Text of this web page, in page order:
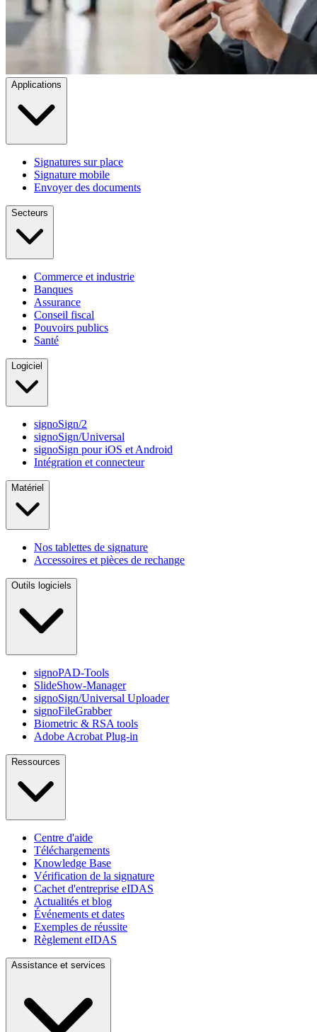
Applications
Signatures sur place
Signature mobile
Envoyer des documents
Secteurs
Commerce et industrie
Banques
Assurance
Conseil fiscal
Pouvoirs publics
Santé
Logiciel
signoSign/2
signoSign/Universal
signoSign pour iOS et Android
Intégration et connecteur
Matériel
Nos tablettes de signature
Accessoires et pièces de rechange
Outils logiciels
signoPAD-Tools
SlideShow-Manager
signoSign/Universal Uploader
signoFileGrabber
Biometric & RSA tools
Adobe Acrobat Plug-in
Ressources
Centre d'aide
Téléchargements
Knowledge Base
Vérification de la signature
Cachet d'entreprise eIDAS
Actualités et blog
Événements et dates
Exemples de réussite
Règlement eIDAS
Assistance et services